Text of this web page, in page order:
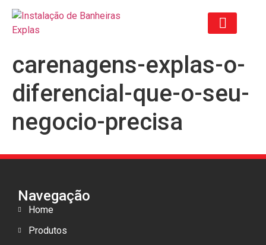
carenagens-explas-o-
diferencial-que-o-seu-
negocio-precisa
Navegação
Home
Produtos